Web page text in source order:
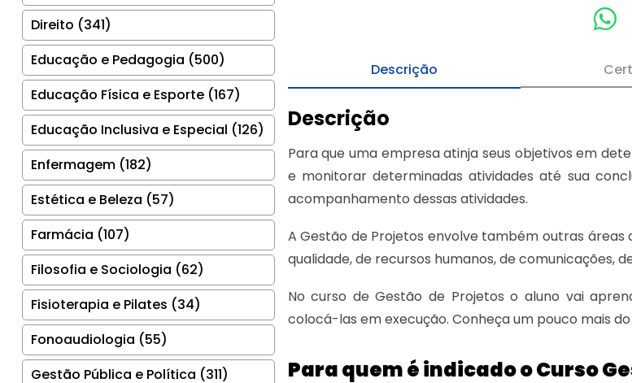
Direito (341)
Educação e Pedagogia (500)
Educação Física e Esporte (167)
Educação Inclusiva e Especial (126)
Enfermagem (182)
Estética e Beleza (57)
Farmácia (107)
Filosofia e Sociologia (62)
Fisioterapia e Pilates (34)
Fonoaudiologia (55)
Gestão Pública e Política (311)
Descrição
Descrição
Para que uma empresa atinja seus objetivos em
e monitorar determinadas atividades até sua
acompanhamento dessas atividades.
A Gestão de Projetos envolve também outras
qualidade, de recursos humanos, de comunicações,
No curso de Gestão de Projetos o aluno vai
colocá-las em execução. Conheça um pouco mais
Para quem é indicado o Curso